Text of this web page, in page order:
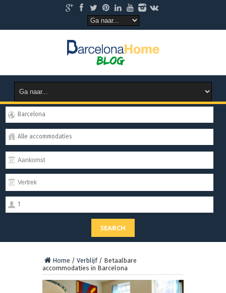
Barcelona
Alle accommodaties
1
SEARCH
Home / Verblijf/ Betaalbare
accommodaties in Barcelona